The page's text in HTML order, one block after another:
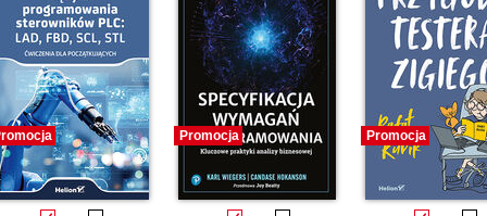
Promocja Promocja